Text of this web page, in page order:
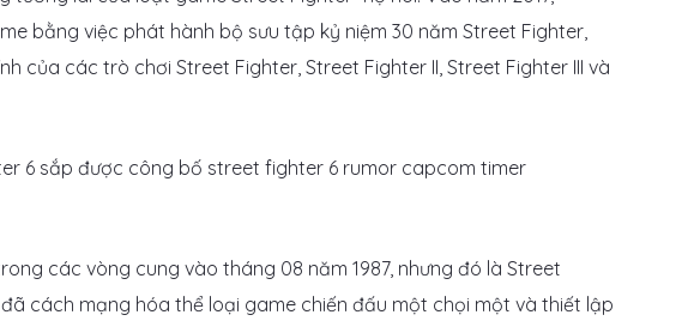
bằng việc phát hành bộ sưu tập kỷ niệm 30 năm Street Fighter,
của các trò chơi Street Fighter, Street Fighter II, Street Fighter III và
các vòng cung vào tháng 08 năm 1987, nhưng đó là Street
đã cách mạng hóa thể loại game chiến đấu một chọi một và thiết lập